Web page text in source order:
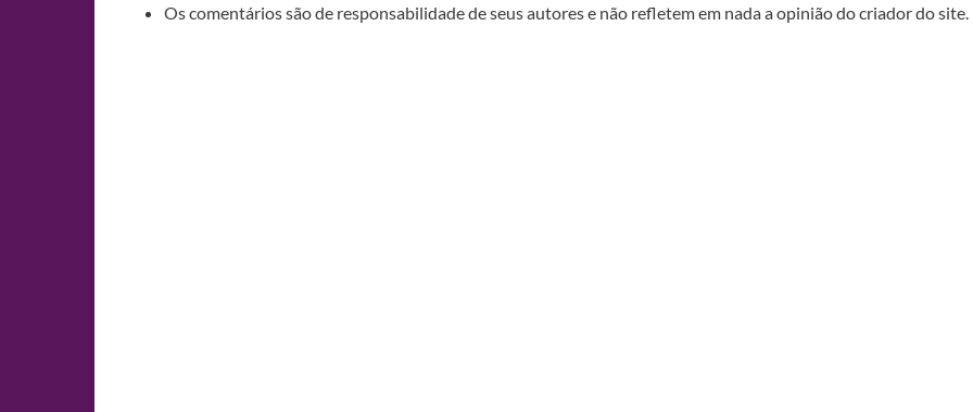
Os comentários são de responsabilidade de seus autores e não refletem em nada a opinião do criador do site.